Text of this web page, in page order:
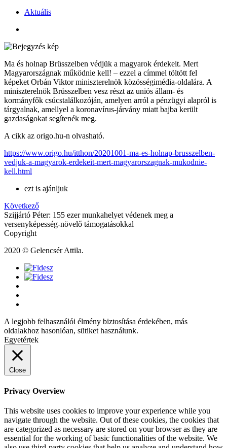
Aktuális
Ma és holnap Brüsszelben védjük a magyarok érdekeit. Mert
Magyarországnak működnie kell! – ezzel a címmel töltött fel
képeket Orbán Viktor miniszterelnök közösségimédia-oldalára. A
miniszterelnök Brüsszelben vesz részt az uniós állam- és
kormányfők csúcstalálkozóján, amelyen arról a pénzügyi alapról is
tárgyalnak, amellyel a koronavírus-járvány miatt bajba került
gazdaságokat segítenék meg.
A cikk az origo.hu-n olvasható.
https://www.origo.hu/itthon/20201001-ma-es-holnap-brusszelben-
vedjuk-a-magyarok-erdekeit-mert-magyarorszagnak-mukodnie-
kell.html
ezt is ajánljuk
Következő
Szijjártó Péter: 155 ezer munkahelyet védenek meg a
versenyképesség-növelő támogatásokkal
Copyright
2020 © Gelencsér Attila.
A legjobb felhasználói élmény biztosítása érdekében, más
oldalakhoz hasonlóan, sütiket használunk.
Egyetértek
Close
Privacy Overview
This website uses cookies to improve your experience while you
navigate through the website. Out of these cookies, the cookies that
are categorized as necessary are stored on your browser as they are
essential for the working of basic functionalities of the website. We